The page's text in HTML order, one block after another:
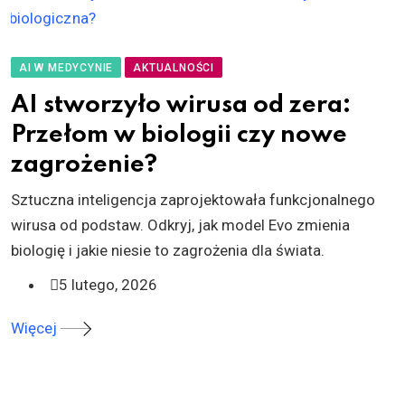
AI W MEDYCYNIE AKTUALNOŚCI
AI stworzyło wirusa od zera:
Przełom w biologii czy nowe
zagrożenie?
Sztuczna inteligencja zaprojektowała funkcjonalnego
wirusa od podstaw. Odkryj, jak model Evo zmienia
biologię i jakie niesie to zagrożenia dla świata.
5 lutego, 2026
Więcej